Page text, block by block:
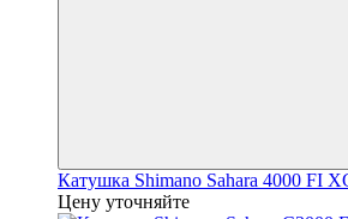
Катушка Shimano Sahara 4000 FI
Цену уточняйте